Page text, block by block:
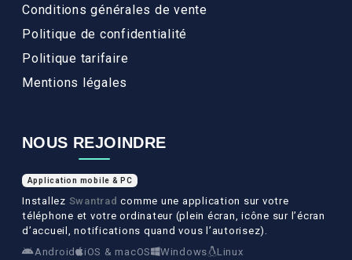
Conditions générales de vente
Politique de confidentialité
Politique tarifaire
Mentions légales
NOUS REJOINDRE
Application mobile & PC
Installez Swantrad comme une application sur votre
téléphone et votre ordinateur (plein écran, icône sur l’écran
d’accueil, notifications quand vous l’autorisez).
Android
iOS & macOS Windows Linux